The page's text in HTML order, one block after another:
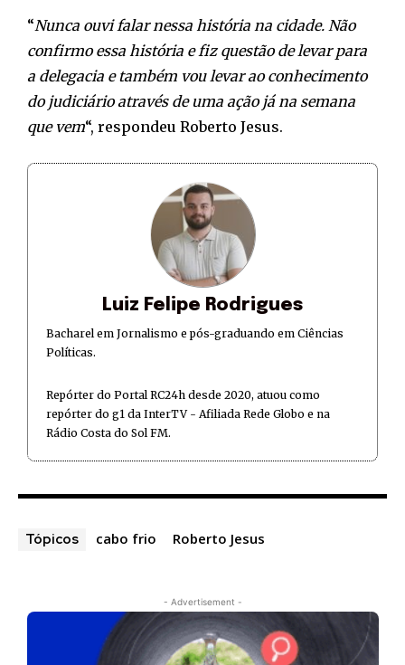
“Nunca ouvi falar nessa história na cidade. Não
confirmo essa história e fiz questão de levar para
a delegacia e também vou levar ao conhecimento
do judiciário através de uma ação já na semana
que vem“, respondeu Roberto Jesus.
Luiz Felipe Rodrigues
Bacharel em Jornalismo e pós-graduando em Ciências
Políticas.
Repórter do Portal RC24h desde 2020, atuou como
repórter do g1 da InterTV - Afiliada Rede Globo e na
Rádio Costa do Sol FM.
Tópicos cabo frio Roberto Jesus
- Advertisement -